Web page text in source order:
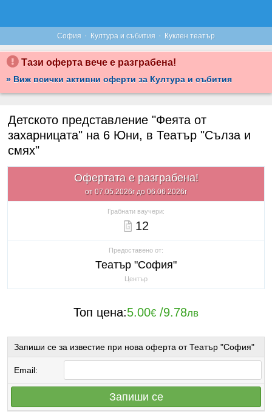
София · Култура и събития · Куклен театър
Тази оферта вече е разграбена!
» Виж всички активни оферти за Култура и събития
Детското представление "Феята от
захарницата" на 6 Юни, в Театър "Сълза и
смях"
Офертата е разграбена!
от 07.05.2026г до 06.06.2026г
Грабнати ваучери:
12
Предоставено от:
Театър "София"
Център
Топ цена:5.00€ /9.78лв
Запиши се за известие при нова оферта от Театър "София"
Email:
Запиши се